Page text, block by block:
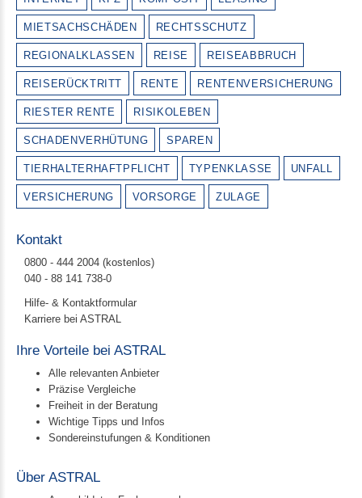
MIETSACHSCHÄDEN RECHTSSCHUTZ
REGIONALKLASSEN REISE REISEABBRUCH
REISERÜCKTRITT RENTE RENTENVERSICHERUNG
RIESTER RENTE RISIKOLEBEN
SCHADENVERHÜTUNG SPAREN
TIERHALTERHAFTPFLICHT TYPENKLASSE UNFALL
VERSICHERUNG VORSORGE ZULAGE
Kontakt
0800 - 444 2004 (kostenlos)
040 - 88 141 738-0
Hilfe- & Kontaktformular
Karriere bei ASTRAL
Ihre Vorteile bei ASTRAL
Alle relevanten Anbieter
Präzise Vergleiche
Freiheit in der Beratung
Wichtige Tipps und Infos
Sondereinstufungen & Konditionen
Über ASTRAL